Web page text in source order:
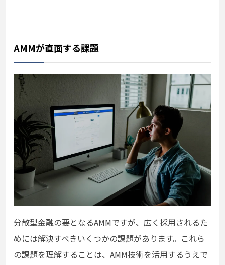
AMMが直面する課題
分散型金融の要となるAMMですが、広く採用されるた
めには解決すべきいくつかの課題があります。これら
の課題を理解することは、AMM技術を活用するうえで